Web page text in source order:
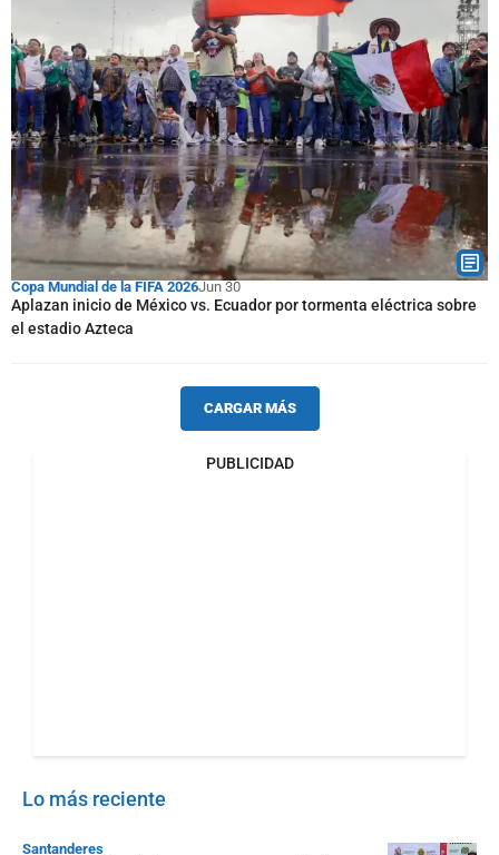
Copa Mundial de la FIFA 2026Jun 30
Aplazan inicio de México vs. Ecuador por tormenta eléctrica sobre
el estadio Azteca
CARGAR MÁS
PUBLICIDAD
Lo más reciente
Santanderes